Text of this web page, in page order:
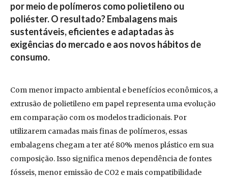
por meio de polímeros como polietileno ou
poliéster. O resultado? Embalagens mais
sustentáveis, eficientes e adaptadas às
exigências do mercado e aos novos hábitos de
consumo.
Com menor impacto ambiental e benefícios econômicos, a
extrusão de polietileno em papel representa uma evolução
em comparação com os modelos tradicionais. Por
utilizarem camadas mais finas de polímeros, essas
embalagens chegam a ter até 80% menos plástico em sua
composição. Isso significa menos dependência de fontes
fósseis, menor emissão de CO2 e mais compatibilidade